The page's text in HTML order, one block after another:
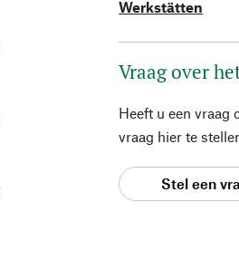
Werkstätten
Vraag over
Heeft u een vraag
vraag hier te
Stel een